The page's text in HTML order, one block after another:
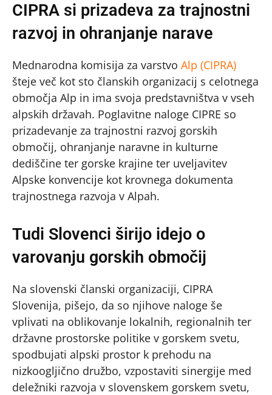
CIPRA si prizadeva za trajnostni
razvoj in ohranjanje narave
Mednarodna komisija za varstvo Alp (CIPRA)
šteje več kot sto članskih organizacij s celotnega
območja Alp in ima svoja predstavništva v vseh
alpskih državah. Poglavitne naloge CIPRE so
prizadevanje za trajnostni razvoj gorskih
območij, ohranjanje naravne in kulturne
dediščine ter gorske krajine ter uveljavitev
Alpske konvencije kot krovnega dokumenta
trajnostnega razvoja v Alpah.
Tudi Slovenci širijo idejo o
varovanju gorskih območij
Na slovenski članski organizaciji, CIPRA
Slovenija, pišejo, da so njihove naloge še
vplivati na oblikovanje lokalnih, regionalnih ter
državne prostorske politike v gorskem svetu,
spodbujati alpski prostor k prehodu na
nizkoogljično družbo, vzpostaviti sinergije med
deležniki razvoja v slovenskem gorskem svetu,